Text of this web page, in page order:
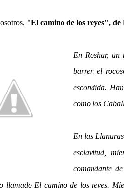
"El camino de los reyes", de
En Roshar, un
barren el
escondida.
como los
En las
esclavitud,
comandante
llamado El camino de los reyes.